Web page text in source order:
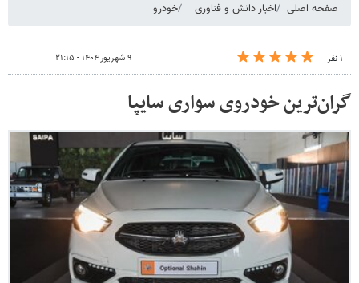
صفحه اصلی اخبار دانش و فناوری خودرو
۱ نفر ۹ شهریور ۱۴۰۴ - ۲۱:۱۵
گران‌ترین خودروی سواری سایپا